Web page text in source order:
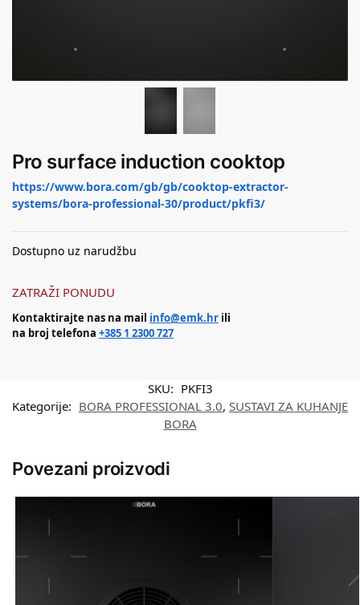
Pro surface induction cooktop
https://www.bora.com/gb/gb/cooktop-extractor-
systems/bora-professional-30/product/pkfi3/
Dostupno uz narudžbu
ZATRAŽI PONUDU
Kontaktirajte nas na mail info@emk.hr ili
na broj telefona +385 1 2300 727
SKU: PKFI3
Kategorije: BORA PROFESSIONAL 3.0, SUSTAVI ZA KUHANJE
BORA
Povezani proizvodi